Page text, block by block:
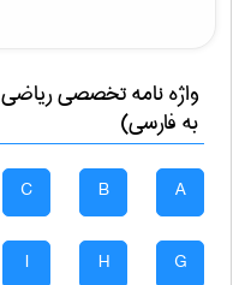
واژه نامه تخصصیرياضی
به فارسی)
A
B
C
G
H
I